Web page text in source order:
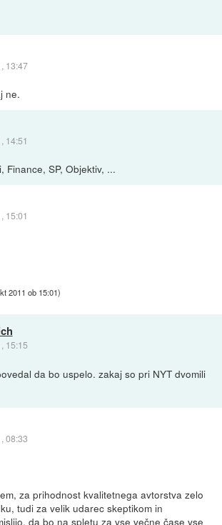
13:47
ne.
14:51
Finance, SP, Objektiv, ...
15:01
2011 ob 15:01)
15:15
da bo uspelo. zakaj so pri NYT dvomili
08:33
za prihodnost kvalitetnega avtorstva zelo
tudi za velik udarec skeptikom in
da bo na spletu za vse večne čase vse